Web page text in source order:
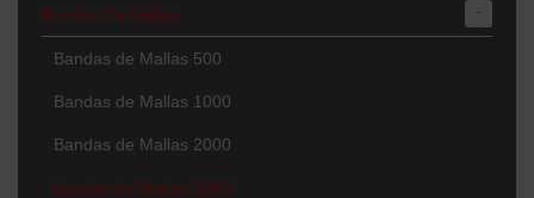
Bandas De Mallas -
Bandas de Mallas 500
Bandas de Mallas 1000
Bandas de Mallas 2000
Bandas de Mallas 3000